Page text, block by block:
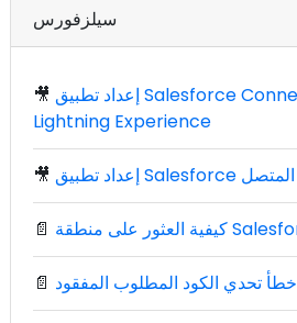
سيلزفورس
🎥 إعداد تطبيق Salesforce Connected باستخدام
Lightning Experience
🎥 إعداد تطبيق Salesforce المتصل
📄
📄 خطأ تحدي الكود المطلوب المفقود